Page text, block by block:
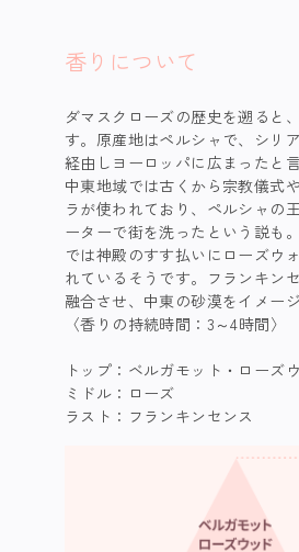
香りについて
ダマスクローズの歴史を遡ると
す。原産地はペルシャで、シリ
経由しヨーロッパに広まったと
中東地域では古くから宗教儀式
ラが使われており、ペルシャの
ーターで街を洗ったという説も
では神殿のすす払いにローズウ
れているそうです。フランキン
融合させ、中東の砂漠をイメー
​ 〈香りの持続時間：3～4時間〉
トップ：ベルガモット・ローズ
​ ミドル：ローズ​
ラスト：フランキンセンス